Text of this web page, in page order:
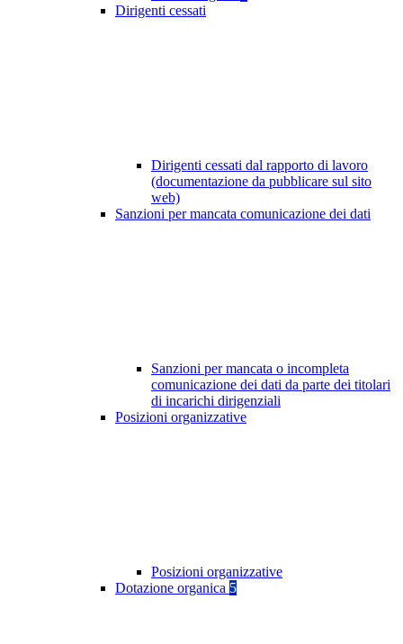
Dirigenti cessati
Dirigenti cessati dal rapporto di lavoro
(documentazione da pubblicare sul sito
web)
Sanzioni per mancata comunicazione dei dati
Sanzioni per mancata o incompleta
comunicazione dei dati da parte dei titolari
di incarichi dirigenziali
Posizioni organizzative
Posizioni organizzative
Dotazione organica 5